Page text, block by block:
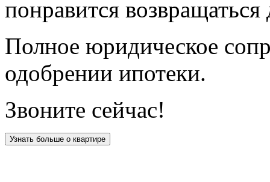
понравится
Полное юридическое
одобрении ипотеки.
Звоните сейчас!
Узнать больше о квартире